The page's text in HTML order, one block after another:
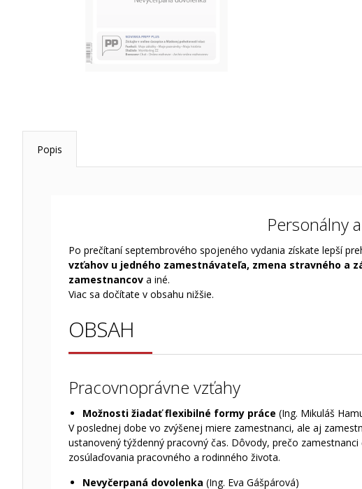
Popis
Personálny
Po prečítaní septembrového spojeného vydania získate lepší
vzťahov u jedného zamestnávateľa, zmena stravného a
zamestnancov a iné.
Viac sa dočítate v obsahu nižšie.
OBSAH
Pracovnoprávne vzťahy
Možnosti žiadať flexibilné formy práce (Ing. Mikuláš
V poslednej dobe vo zvýšenej miere zamestnanci, ale aj
ustanovený týždenný pracovný čas. Dôvody, prečo
zosúlaďovania pracovného a rodinného života.
Nevyčerpaná dovolenka (Ing. Eva Gášpárová)